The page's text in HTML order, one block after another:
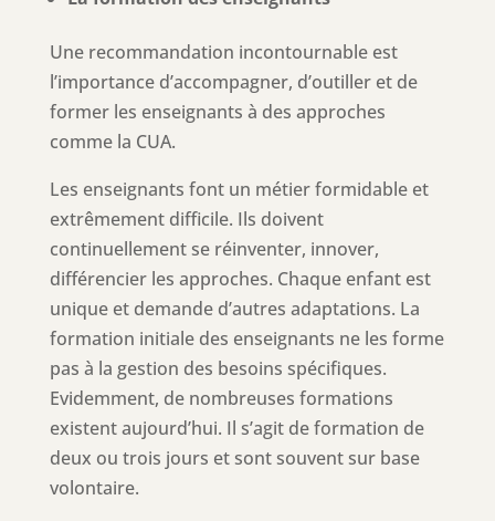
Une recommandation incontournable est
l’importance d’accompagner, d’outiller et de
former les enseignants à des approches
comme la CUA.
Les enseignants font un métier formidable et
extrêmement difficile. Ils doivent
continuellement se réinventer, innover,
différencier les approches. Chaque enfant est
unique et demande d’autres adaptations. La
formation initiale des enseignants ne les forme
pas à la gestion des besoins spécifiques.
Evidemment, de nombreuses formations
existent aujourd’hui. Il s’agit de formation de
deux ou trois jours et sont souvent sur base
volontaire.